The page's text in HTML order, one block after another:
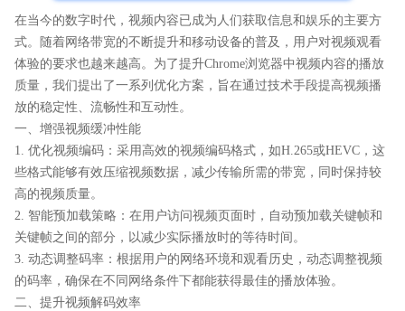
在当今的数字时代，视频内容已成为人们获取信息和娱乐的主要方
式。随着网络带宽的不断提升和移动设备的普及，用户对视频观看
体验的要求也越来越高。为了提升Chrome浏览器中视频内容的播放
质量，我们提出了一系列优化方案，旨在通过技术手段提高视频播
放的稳定性、流畅性和互动性。
一、增强视频缓冲性能
1. 优化视频编码：采用高效的视频编码格式，如H.265或HEVC，这
些格式能够有效压缩视频数据，减少传输所需的带宽，同时保持较
高的视频质量。
2. 智能预加载策略：在用户访问视频页面时，自动预加载关键帧和
关键帧之间的部分，以减少实际播放时的等待时间。
3. 动态调整码率：根据用户的网络环境和观看历史，动态调整视频
的码率，确保在不同网络条件下都能获得最佳的播放体验。
二、提升视频解码效率